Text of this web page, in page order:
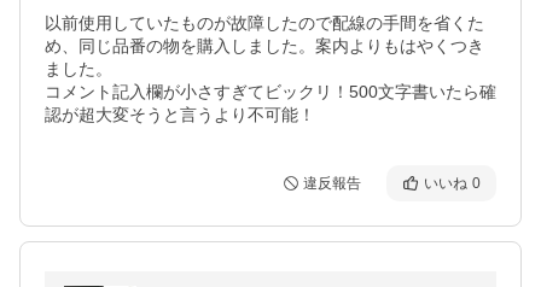
以前使用していたものが故障したので配線の手間を省くた
め、同じ品番の物を購入しました。案内よりもはやくつき
ました。
コメント記入欄が小さすぎてビックリ！500文字書いたら確
認が超大変そうと言うより不可能！
違反報告 いいね 0